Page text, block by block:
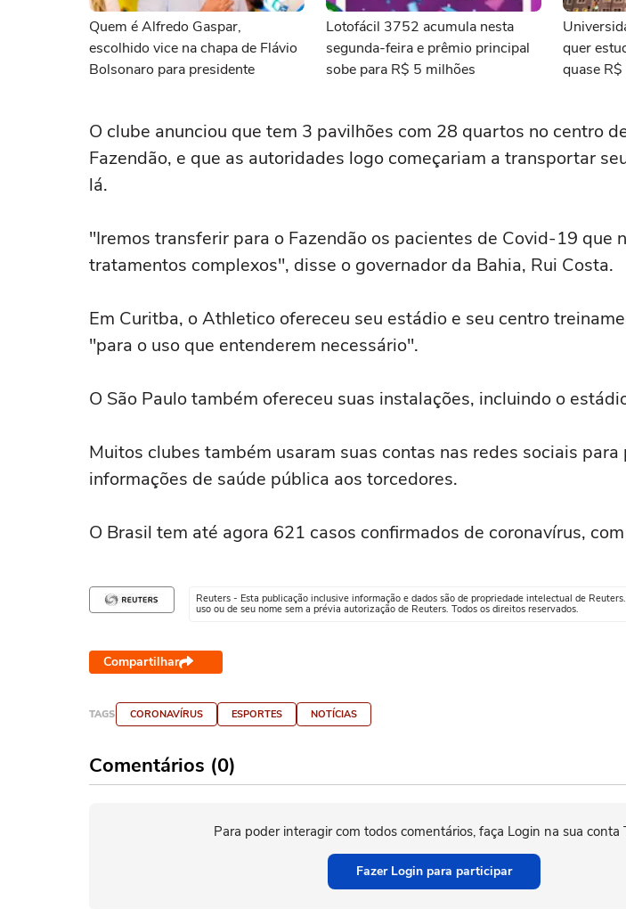
Quem é Alfredo Gaspar,
escolhido vice na chapa de Flávio
Bolsonaro para presidente
Lotofácil 3752 acumula nesta
segunda-feira e prêmio principal
sobe para R$ 5 milhões
quer
quase
O clube anunciou que tem 3 pavilhões com 28 quartos no centro
Fazendão, e que as autoridades logo começariam a transportar
lá.
"Iremos transferir para o Fazendão os pacientes de Covid-19 que
tratamentos complexos", disse o governador da Bahia, Rui Costa.
Em Curitba, o Athletico ofereceu seu estádio e seu centro
"para o uso que entenderem necessário".
O São Paulo também ofereceu suas instalações, incluindo o
Muitos clubes também usaram suas contas nas redes sociais para
informações de saúde pública aos torcedores.
O Brasil tem até agora 621 casos confirmados de coronavírus,
Reuters - Esta publicação inclusive informação e dados são de propriedade intelectual de
uso ou de seu nome sem a prévia autorização de Reuters. Todos os direitos reservados.
Compartilhar
TAGS CORONAVÍRUS ESPORTES NOTÍCIAS
Comentários (0)
Para poder interagir com todos comentários, faça Login na sua conta
Fazer Login para participar